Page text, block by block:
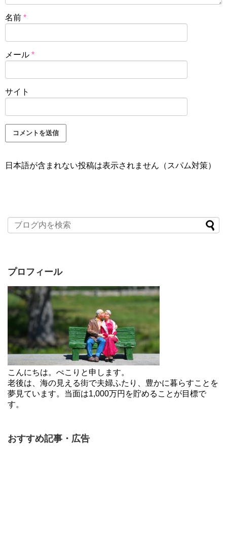
名前 *
メール *
サイト
日本語が含まれない投稿は表示されません（スパム対策）
プロフィール
こんにちは。ぺこりと申します。
老後は、海の見える街で夫婦ふたり、豊かに暮らすことを
夢見ています。当面は1,000万円を貯めることが目標で
す。
おすすめ記事・広告